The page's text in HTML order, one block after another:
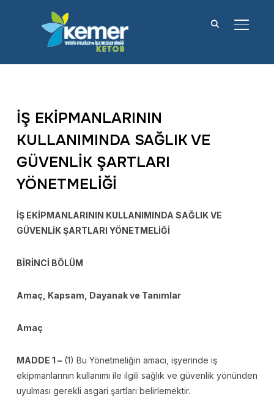
YAN
İŞ EKİPMANLARININ
KULLANIMINDA SAĞLIK VE
GÜVENLİK ŞARTLARI
YÖNETMELİĞİ
İŞ EKİPMANLARININ KULLANIMINDA SAĞLIK VE
GÜVENLİK ŞARTLARI YÖNETMELİĞİ
BİRİNCİ BÖLÜM
Amaç, Kapsam, Dayanak ve Tanımlar
Amaç
MADDE 1 –(1) Bu Yönetmeliğin amacı, işyerinde iş
ekipmanlarının kullanımı ile ilgili sağlık ve güvenlik yönünden
uyulması gerekli asgari şartları belirlemektir.